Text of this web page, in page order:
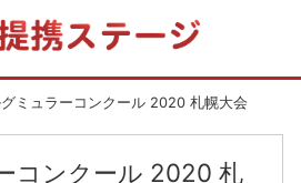
ミュラーコンクール 2020 札幌大会
コンクール 2020 札